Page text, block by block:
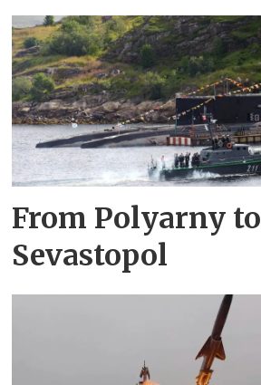
From Polyarny to
Sevastopol